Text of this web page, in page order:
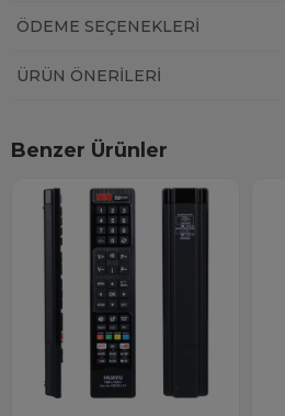
ÖDEME SEÇENEKLERI
ÜRÜN ÖNERILERI
Benzer Ürünler